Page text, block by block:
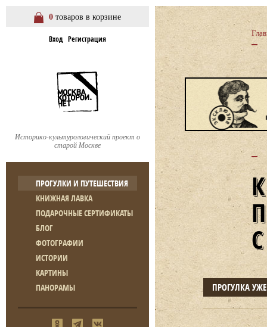
0 товаров в корзине
Вход Регистрация
Историко-культурологический проект о
старой Москве
ПРОГУЛКИ И ПУТЕШЕСТВИЯ
КНИЖНАЯ ЛАВКА
ПОДАРОЧНЫЕ СЕРТИФИКАТЫ
БЛОГ
ФОТОГРАФИИ
ИСТОРИИ
КАРТИНЫ
ПАНОРАМЫ
ПРОГУЛКА